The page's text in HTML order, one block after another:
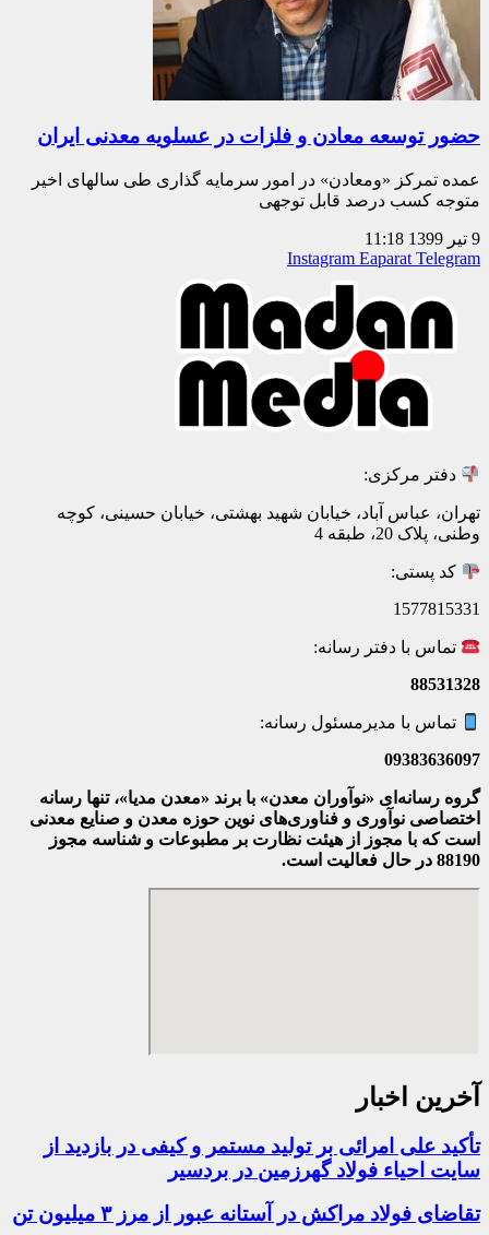
حضور توسعه معادن و فلزات در عسلویه معدنی ایران
عمده تمرکز «ومعادن» در امور سرمایه گذاری طی سالهای اخیر
متوجه کسب درصد قابل توجهی
9 تیر 1399
11:18
Instagram Eaparat Telegram
دفتر مرکزی:
تهران، عباس آباد، خیابان شهید بهشتی، خیابان حسینی، کوچه
وطنی، پلاک 20، طبقه 4
کد پستی:
1577815331
تماس با دفتر رسانه:
88531328
تماس با مدیرمسئول رسانه:
09383636097
گروه رسانه‌ای «نوآوران معدن» با برند «معدن مدیا»، تنها رسانه
اختصاصی نوآوری و فناوری‌های نوین حوزه معدن و صنایع معدنی‌
است که با مجوز از هیئت نظارت بر مطبوعات و شناسه مجوز
88190 در حال فعالیت است.
آخرین اخبار
تأکید علی امرائی بر تولید مستمر و کیفی در بازدید از
سایت احیاء فولاد گهرزمین در بردسیر
تقاضای فولاد مراکش در آستانه عبور از مرز ۳ میلیون تن